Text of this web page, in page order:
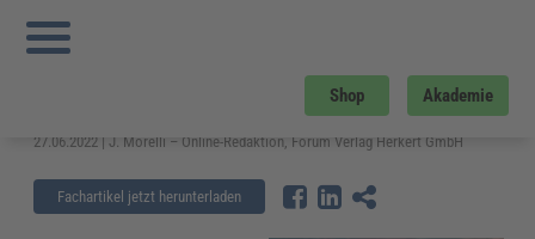
Shop Akademie
Sie sind hier:
Aufgaben, Pflichten und rechtliche Grundlagen
Fuhrparkmanager – Aufgaben,
Pflichten und rechtliche Grundlagen
27.06.2022 | J. Morelli – Online-Redaktion, Forum Verlag Herkert GmbH
Fachartikel jetzt herunterladen